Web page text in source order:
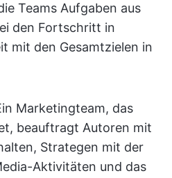
Teams Aufgaben aus
den Fortschritt in
mit den Gesamtzielen in
Marketingteam, das
beauftragt Autoren mit
Strategen mit der
Aktivitäten und das